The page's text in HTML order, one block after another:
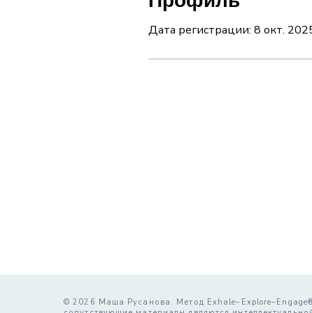
Дата регистрации: 8 окт.
© 2026 Маша Русанова. Метод